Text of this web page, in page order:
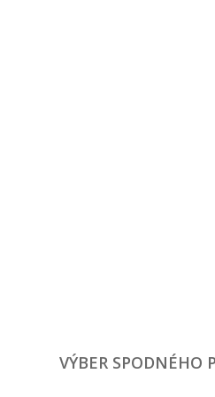
VÝBER SPODNÉHO